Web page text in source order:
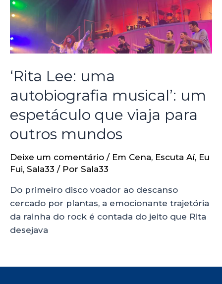
‘Rita Lee: uma
autobiografia musical’: um
espetáculo que viaja para
outros mundos
Deixe um comentário / Em Cena, Escuta Aí, Eu
Fui, Sala33 / Por Sala33
Do primeiro disco voador ao descanso
cercado por plantas, a emocionante trajetória
da rainha do rock é contada do jeito que Rita
desejava